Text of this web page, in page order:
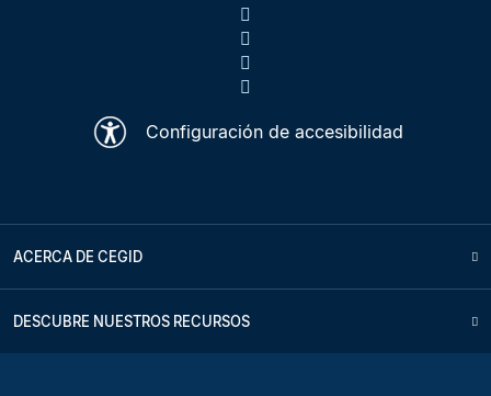
Configuración de accesibilidad
ACERCA DE CEGID
DESCUBRE NUESTROS RECURSOS